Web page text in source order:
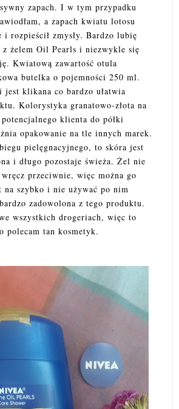
zapach. I w tym przypadku
a zapach kwiatu lotosu
i rozpieścił zmysły. Bardzo lubię
z żelem Oil Pearls i niezwykle się
Kwiatową zawartość otula
butelka o pojemności 250 ml.
klikana co bardzo ułatwia
Kolorystyka granatowo-złota na
klienta do półki
opakowanie na tle innych marek.
pielęgnacyjnego, to skóra jest
i długo pozostaje świeża. Żel nie
przeciwnie, więc można go
na szybko i nie używać po nim
zadowolona z tego produktu.
wszystkich drogeriach, więc to
polecam tan kosmetyk.